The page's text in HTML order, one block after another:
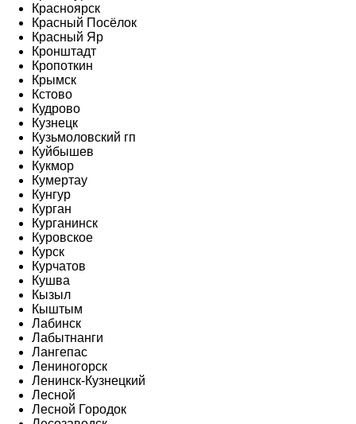
Красноярск
Красный Посёлок
Красный Яр
Кронштадт
Кропоткин
Крымск
Кстово
Кудрово
Кузнецк
Кузьмоловский гп
Куйбышев
Кукмор
Кумертау
Кунгур
Курган
Курганинск
Куровское
Курск
Курчатов
Кушва
Кызыл
Кыштым
Лабинск
Лабытнанги
Лангепас
Лениногорск
Ленинск-Кузнецкий
Лесной
Лесной Городок